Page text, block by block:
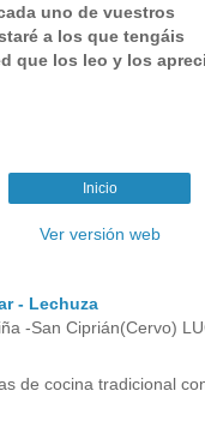
uno de vuestros
a los que tengáis
que los leo y los
Inicio
Ver versión web
- Lechuza
-San Ciprián(Cervo)
de cocina tradicional